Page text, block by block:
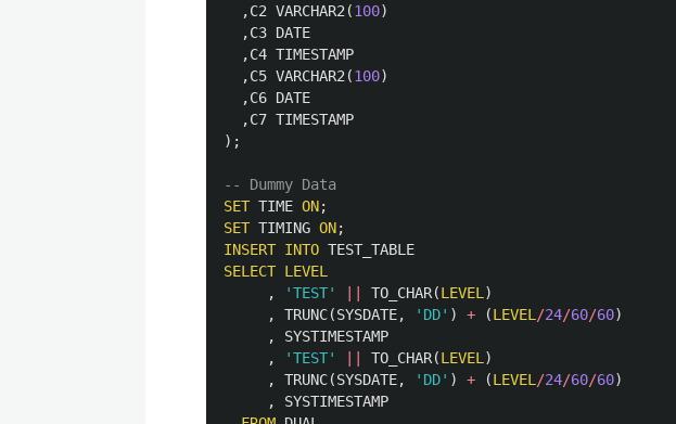
,C2 VARCHAR2(100)
,C3 DATE
,C4 TIMESTAMP
,C5 VARCHAR2(100)
,C6 DATE
,C7 TIMESTAMP
);
-- Dummy Data
SET TIME ON;
SET TIMING ON;
INSERT INTO TEST_TABLE
SELECT LEVEL
,
'TEST' TO_CHAR(LEVEL)
,
TRUNC(SYSDATE, 'DD' ) + (LEVEL/24/60/60)
,
SYSTIMESTAMP
,
'TEST' TO_CHAR(LEVEL)
,
TRUNC(SYSDATE, 'DD' ) + (LEVEL/24/60/60)
,
SYSTIMESTAMP